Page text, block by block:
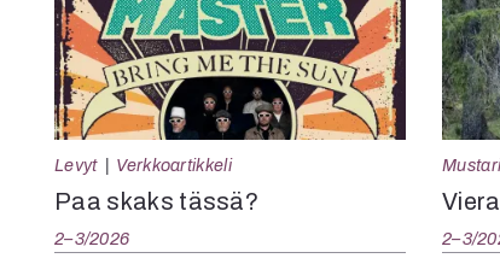
Levyt Verkkoartikkeli
Paa skaks tässä?
2–3/2026 2–3/